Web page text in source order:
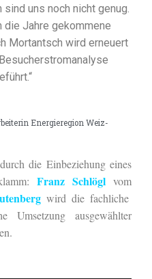
uns noch nicht genug.
die Jahre gekommene
Mortantsch wird erneuert
Energieregion Weiz-
die Einbeziehung eines
Franz Schlöglvom
wird die fachliche
Umsetzung ausgewählter